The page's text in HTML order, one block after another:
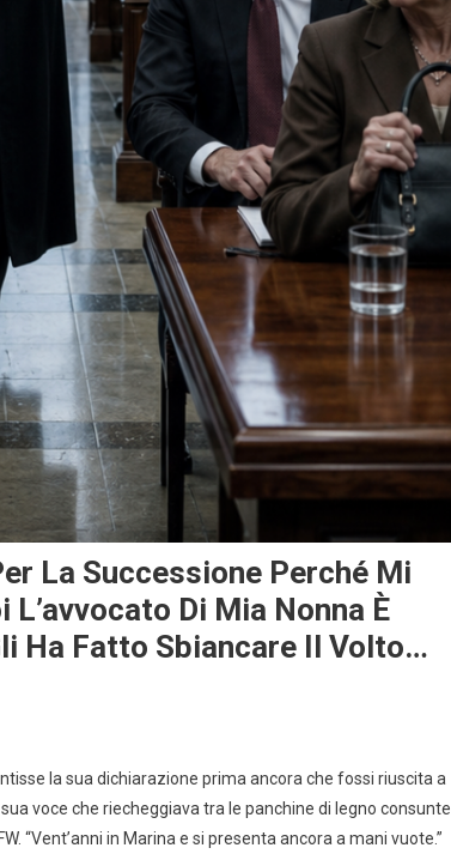
La Successione Perché Mi
Di Mia Nonna È
Ha Fatto Sbiancare Il Volto…
la sua dichiarazione prima ancora che fossi riuscita a
voce che riecheggiava tra le panchine di legno consunte
“Vent’anni in Marina e si presenta ancora a mani vuote.”